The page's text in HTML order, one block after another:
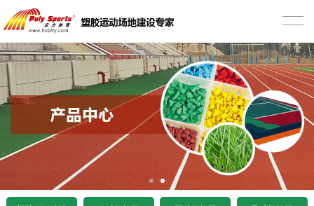
首页
塑胶跑道建设
混合型塑胶跑道
透气型塑胶跑道
预制型塑胶跑道
施工案例
篮球场施工
硅PU篮球场
EPDM颗粒型篮球场
室内木地板篮球场
网球场施工
丙烯酸网球场
硅PU网球场
足球场施工
人造草足球场
产品中心